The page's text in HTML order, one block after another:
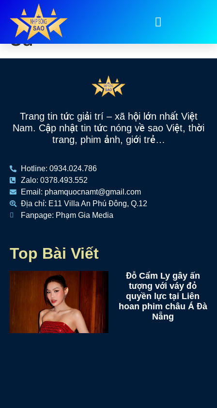
Tag:Bùi Đình Hoài
Sa
Trang tin tức giải trí – xã hội lớn nhất Việt
Nam. Cập nhật tin tức nóng về sao Việt, thời
trang, phim ảnh, giới trẻ…
Hotline: 0934.024.786
Zalo: 0378.493.552
Email: phamquocnamt@gmail.com
Địa chỉ: E11 Villa An Phú Đông, Q.12
Fanpage: Phạm Gia Media
Top Bài Viết
Đỗ Cẩm Ly gây ấn
tượng với váy đỏ
quyền lực tại Liên
hoan phim châu Á Đà
Nẵng